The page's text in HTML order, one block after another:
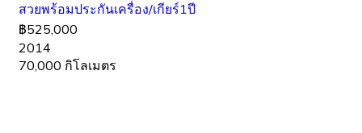
สวยพร้อมประกันเครื่อง/เกียร์1ปี
฿525,000
2014
70,000 กิโลเมตร